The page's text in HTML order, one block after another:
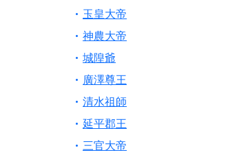
玉皇大帝
神農大帝
城隍爺
廣澤尊王
清水祖師
延平郡王
三官大帝